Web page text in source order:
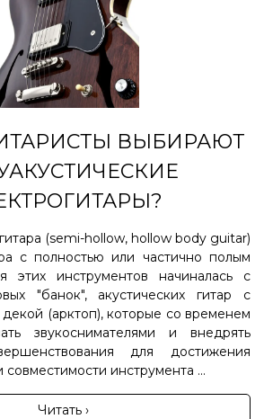
ВЫБИРАЮТ
(semi-hollow, hollow body guitar)
с полностью или частично полым
этих инструментов начиналась с
"банок", акустических гитар с
декой (арктоп), которые со временем
звукоснимателями и внедрять
для достижения
совместимости инструмента ...
Читать ›